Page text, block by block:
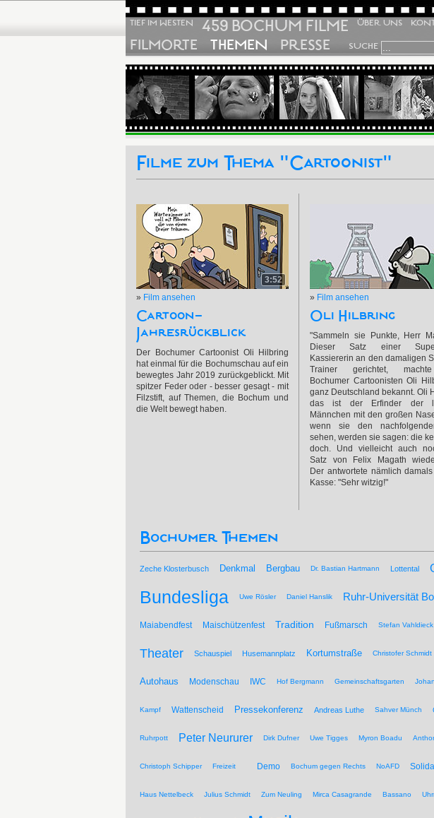
TIEF IM WESTEN 459 BOCHUM FILME ÜBER UNS
FILMORTE THEMEN PRESSE SUCHE
Filme zum Thema "Cartoonist"
3:52
» Film ansehen
Cartoon-
Jahresrückblick
Der Bochumer Cartoonist Oli Hilbring
hat einmal für die Bochumschau auf ein
bewegtes Jahr 2019 zurückgeblickt. Mit
spitzer Feder oder - besser gesagt - mit
Filzstift, auf Themen, die Bochum und
die Welt bewegt haben.
» Film ansehen
Oli Hilbring
"Sammeln sie Punkte, Herr
Dieser Satz einer
Kassiererin an den damaligen
Trainer gerichtet,
Bochumer Cartoonisten Oli
ganz Deutschland bekannt. Oli
das ist der Erfinder der
Männchen mit den großen
wenn sie den
sehen, werden sie sagen: die
doch. Und vielleicht auch
Satz von Felix Magath
Der antwortete nämlich
Kasse: "Sehr witzig!"
Bochumer Themen
Zeche Klosterbusch Denkmal Bergbau Dr. Bastian Hartmann Lottental
Bundesliga Uwe Rösler Daniel Hanslik Ruhr-Universität
Maiabendfest Maischützenfest Tradition Fußmarsch Stefan Vahldieck
Theater Schauspiel Husemannplatz Kortumstraße Christofer Schmidt
Autohaus Modenschau IWC Hof Bergmann Gemeinschaftsgarten
Kampf Wattenscheid Pressekonferenz Andreas Luthe Sahver Münch
Ruhrpott Peter Neururer Dirk Dufner Uwe Tigges Myron Boadu
Christoph Schipper Freizeit Demo Bochum gegen Rechts NoAFD
Haus Nettelbeck Julius Schmidt Zum Neuling Mirca Casagrande Bassano